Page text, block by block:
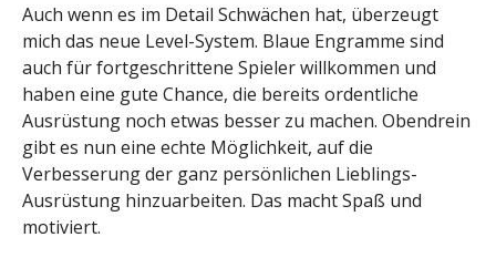
Auch wenn es im Detail Schwächen hat, überzeugt
mich das neue Level-System. Blaue Engramme sind
auch für fortgeschrittene Spieler willkommen und
haben eine gute Chance, die bereits ordentliche
Ausrüstung noch etwas besser zu machen. Obendrein
gibt es nun eine echte Möglichkeit, auf die
Verbesserung der ganz persönlichen Lieblings-
Ausrüstung hinzuarbeiten. Das macht Spaß und
motiviert.